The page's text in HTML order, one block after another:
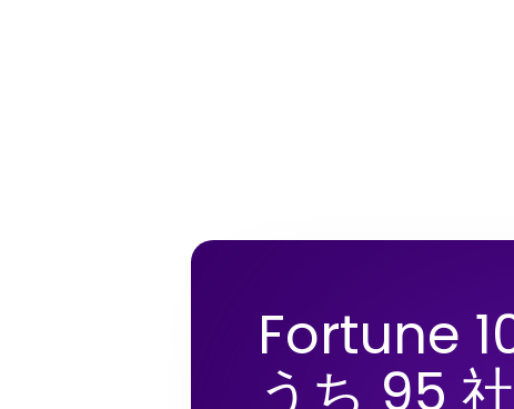
Fortune
うち 95